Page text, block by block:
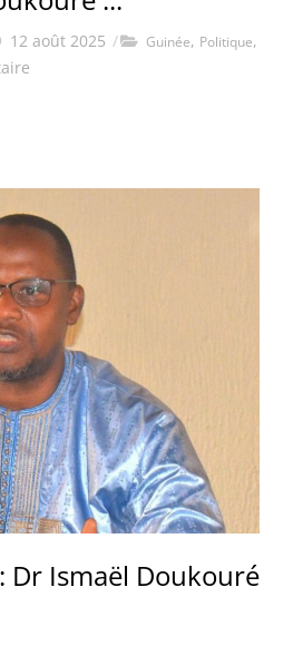
12 août 2025 / Guinée, Politique,
: Dr Ismaël Doukouré